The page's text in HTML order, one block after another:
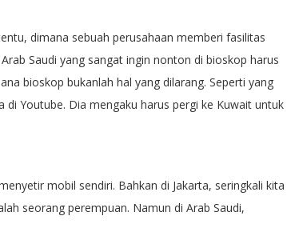
dimana sebuah perusahaan memberi fasilitas
Saudi yang sangat ingin nonton di bioskop harus
bioskop bukanlah hal yang dilarang. Seperti yang
Youtube. Dia mengaku harus pergi ke Kuwait untuk
mobil sendiri. Bahkan di Jakarta, seringkali kita
seorang perempuan. Namun di Arab Saudi,